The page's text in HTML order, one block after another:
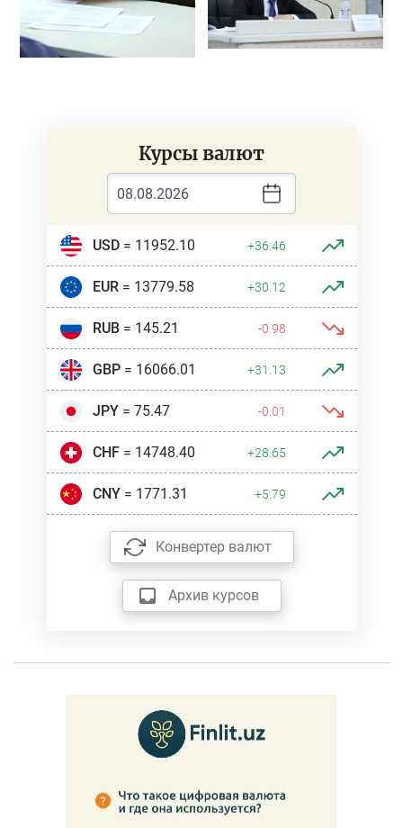
Курсы валют
USD= 11952.10 +36.46
EUR= 13779.58 +30.12
RUB= 145.21 -0.98
GBP= 16066.01 +31.13
JPY= 75.47 -0.01
CHF= 14748.40 +28.65
CNY= 1771.31 +5.79
Конвертер валют
Архив курсов